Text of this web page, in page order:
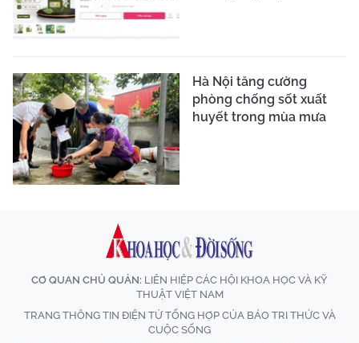
Hà Nội tăng cường
phòng chống sốt xuất
huyết trong mùa mưa
CƠ QUAN CHỦ QUẢN: LIÊN HIỆP CÁC HỘI KHOA HỌC VÀ KỸ
THUẬT VIỆT NAM
TRANG THÔNG TIN ĐIỆN TỬ TỔNG HỢP CỦA BÁO TRI THỨC VÀ
CUỘC SỐNG